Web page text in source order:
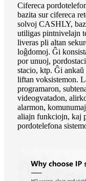
Cifereca
bazita sur cifereca
solvoj CASHLY,
utiligas pintnivelajn
liveras pli altan
loĝdomoj. Ĝi
por unuoj,
stacio, ktp. Ĝi
liftan voksistemon.
programaron,
videogvatadon,
alarmon,
aliajn funkciojn, kaj
pordotelefona